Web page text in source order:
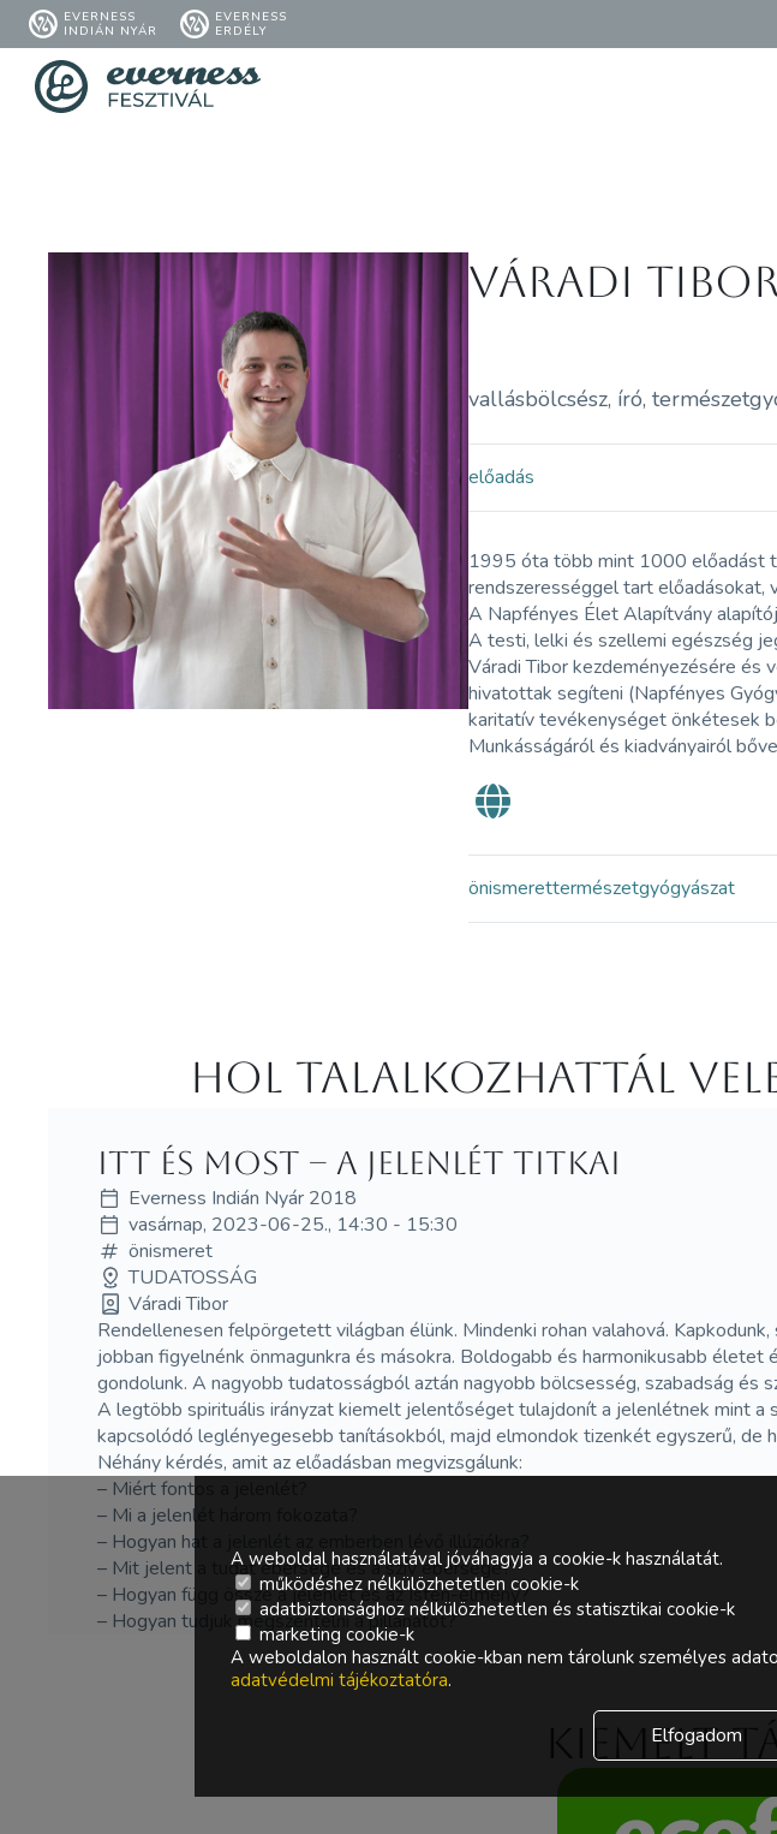
EVERNESS
INDIÁN NYÁR
EVERNESS
ERDÉLY
Váradi Tibor
vallásbölcsész, író,
előadás
1995 óta több mint 1000 előadást
rendszerességgel tart előadásokat,
A Napfényes Élet Alapítvány
A testi, lelki és szellemi egészség
Váradi Tibor kezdeményezésére
hivatottak segíteni (Napfényes
karitatív tevékenységet önkétesek
Munkásságáról és kiadványairól
önismerettermészetgyógyászat
Hol Talalkozhattál
Itt és most – A jelenlét titkai
Everness Indián Nyár 2018
vasárnap, 2023-06-25., 14:30 - 15:30
önismeret
TUDATOSSÁG
Váradi Tibor
Rendellenesen felpörgetett világban élünk. Mindenki rohan valahová.
jobban figyelnénk önmagunkra és másokra. Boldogabb és harmonikusabb
gondolunk. A nagyobb tudatosságból aztán nagyobb bölcsesség, szabadság és
A legtöbb spirituális irányzat kiemelt jelentőséget tulajdonít a jelenlétnek mint a
kapcsolódó leglényegesebb tanításokból, majd elmondok tizenkét egyszerű,
Néhány kérdés, amit az előadásban megvizsgálunk:
– Miért fontos a jelenlét?
– Mi a jelenlét három fokozata?
– Hogyan hat a jelenlét az emberben lévő illúziókra?
– Mit jelent a tudat ébersége és a szív ébersége?
– Hogyan függ össze a jelenlét és az Isten-élmény?
– Hogyan tudjuk megszentelni a pillanatot?
Kiemelt
A weboldal használatával jóváhagyja a cookie-k használatát.
működéshez nélkülözhetetlen cookie-k
adatbiztonsághoz nélkülözhetetlen és statisztikai cookie-k
marketing cookie-k
A weboldalon használt cookie-kban nem tárolunk személyes
adatvédelmi tájékoztatóra.
Elfogadom